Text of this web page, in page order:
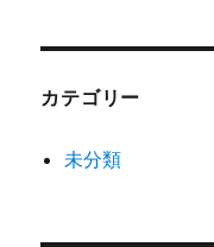
カテゴリー
未分類